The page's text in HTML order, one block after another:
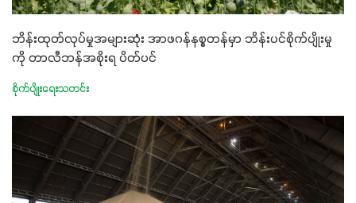
ဘိန်းထုတ်လုပ်မှုအများဆုံး အာဖဂန်နစ္စတန်မှာ ဘိန်းပင်စိုက်ပျိုးမှု
ကို တာလီဘန်အစိုးရ ပိတ်ပင်
စိုက်ပျိုးရေးသတင်း